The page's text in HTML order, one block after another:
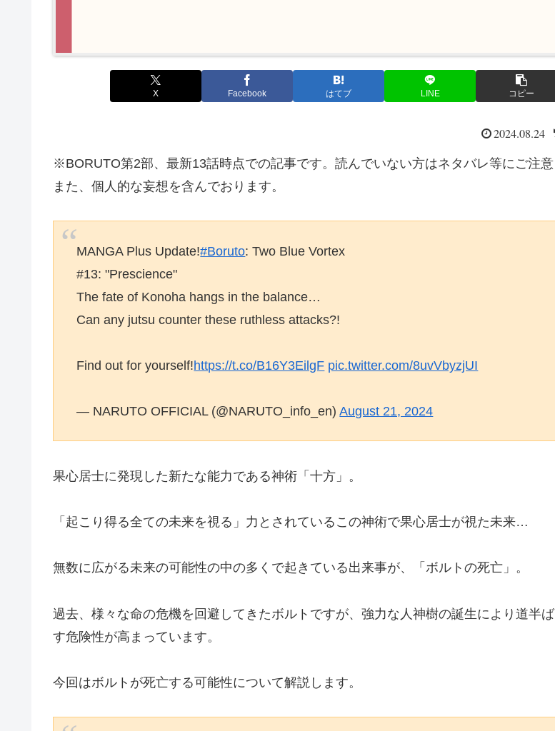
X Facebook はてブ LINE コピー
2024.08.24
※BORUTO第2部、最新13話時点での記事です。読んでいない方はネタバレ等にご注意
また、個人的な妄想を含んでおります。
MANGA Plus Update!#Boruto: Two Blue Vortex
#13: "Prescience"
The fate of Konoha hangs in the balance…
Can any jutsu counter these ruthless attacks?!
Find out for yourself!https://t.co/B16Y3EilgF pic.twitter.com/8uvVbyzjUI
— NARUTO OFFICIAL (@NARUTO_info_en)August 21, 2024
果心居士に発現した新たな能力である神術「十方」。
「起こり得る全ての未来を視る」力とされているこの神術で果心居士が視た未来…
無数に広がる未来の可能性の中の多くで起きている出来事が、「ボルトの死亡」。
過去、様々な命の危機を回避してきたボルトですが、強力な人神樹の誕生により道半
す危険性が高まっています。
今回はボルトが死亡する可能性について解説します。